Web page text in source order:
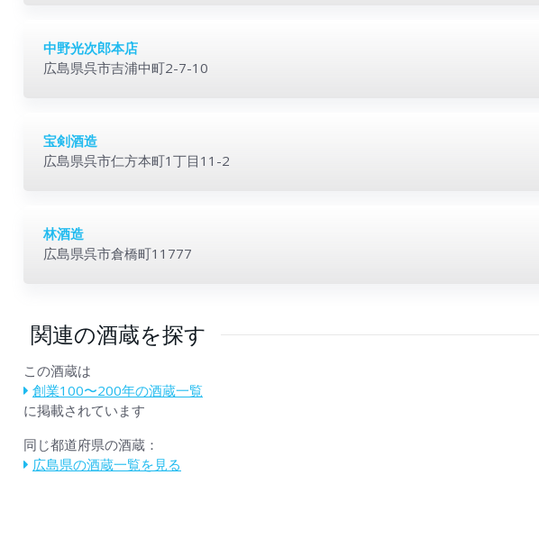
中野光次郎本店
広島県呉市吉浦中町2-7-10
宝剣酒造
広島県呉市仁方本町1丁目11-2
林酒造
広島県呉市倉橋町11777
関連の酒蔵を探す
この酒蔵は
創業100〜200年の酒蔵一覧
に掲載されています
同じ都道府県の酒蔵：
広島県の酒蔵一覧を見る